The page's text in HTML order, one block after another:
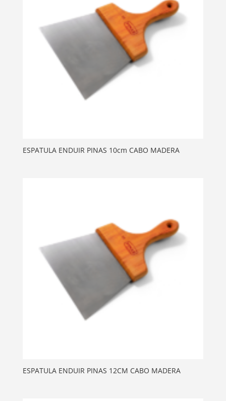
ESPATULA ENDUIR PINAS 10cm CABO MADERA
ESPATULA ENDUIR PINAS 12CM CABO MADERA